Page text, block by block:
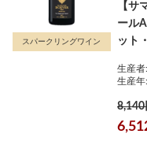
スパークリングワイン
【サ
ール
ット
生産者:
生産年:
8,140